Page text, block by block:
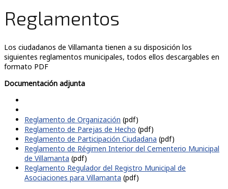
Reglamentos
Los ciudadanos de Villamanta tienen a su disposición los
siguientes reglamentos municipales, todos ellos descargables en
formato PDF
Documentación adjunta
Reglamento de Organización (pdf)
Reglamento de Parejas de Hecho (pdf)
Reglamento de Participación Ciudadana (pdf)
Reglamento de Régimen Interior del Cementerio Municipal
de Villamanta (pdf)
Reglamento Regulador del Registro Municipal de
Asociaciones para Villamanta (pdf)